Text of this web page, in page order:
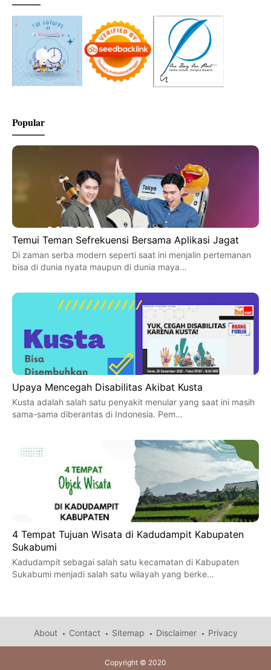
Popular
Temui Teman Sefrekuensi Bersama Aplikasi Jagat
Di zaman serba modern seperti saat ini menjalin pertemanan
bisa di dunia nyata maupun di dunia maya…
Upaya Mencegah Disabilitas Akibat Kusta
Kusta adalah salah satu penyakit menular yang saat ini masih
sama-sama diberantas di Indonesia. Pem…
4 Tempat Tujuan Wisata di Kadudampit Kabupaten
Sukabumi
Kadudampit sebagai salah satu kecamatan di Kabupaten
Sukabumi menjadi salah satu wilayah yang berke…
About Contact Sitemap Disclaimer Privacy
Copyright © 2020